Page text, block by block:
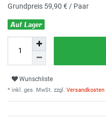
Grundpreis 59,90 € / Paar
Auf Lager
Wunschliste
* inkl. ges. MwSt. zzgl. Versandkosten